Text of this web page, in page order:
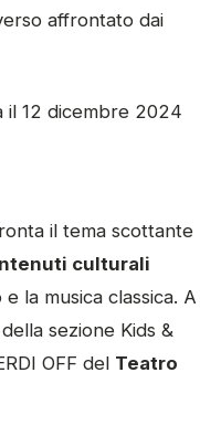
affrontato dai
il 12 dicembre 2024
il tema scottante
culturali
la musica classica. A
sezione Kids &
OFF del Teatro